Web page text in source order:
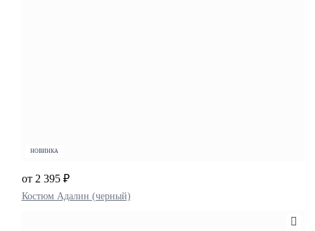
НОВИНКА
Костюм Адалин (черный)
от 2 395 ₽